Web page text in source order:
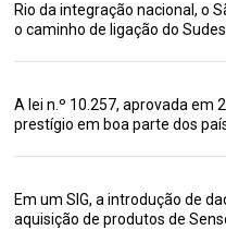
Rio da integração nacional, o
o caminho de ligação do
A lei n.º 10.257, aprovada em
prestígio em boa parte dos
Em um SIG, a introdução de
aquisição de produtos de